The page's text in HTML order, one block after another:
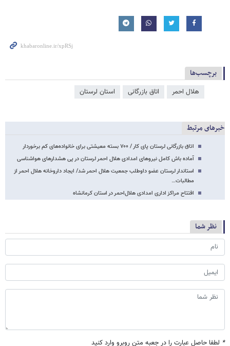
برچسب‌ها
هلال احمر اتاق بازرگانی استان لرستان
خبرهای مرتبط
اتاق بازرگانی لرستان پای کار / ۷۰۰ بسته معیشتی برای خانواده‌های کم برخوردار
آماده باش کامل نیروهای امدادی هلال احمر لرستان در پی هشدارهای هواشناسی
استاندار لرستان عضو داوطلب جمعیت هلال احمر شد/ ایجاد داروخانه هلال احمر از
مطالبات…
افتتاح مراکز اداری امدادی هلال‌احمر در استان کرمانشاه
نظر شما
* لطفا حاصل عبارت را در جعبه متن روبرو وارد کنید